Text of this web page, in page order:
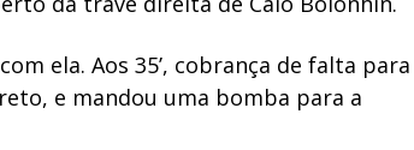
ela. Aos 35’, cobrança de falta para
e mandou uma bomba para a